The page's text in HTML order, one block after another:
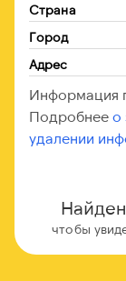
Страна
Город
Адрес
Информация
Подробнее о
удалении
чтобы